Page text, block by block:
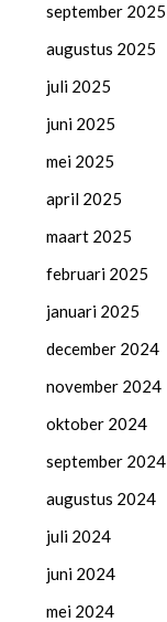
september 2025
augustus 2025
juli 2025
juni 2025
mei 2025
april 2025
maart 2025
februari 2025
januari 2025
december 2024
november 2024
oktober 2024
september 2024
augustus 2024
juli 2024
juni 2024
mei 2024